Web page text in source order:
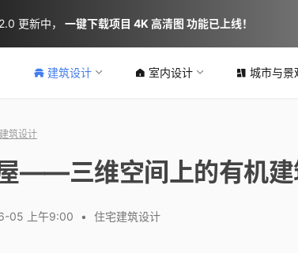
建筑设计 室内设计 城市与景
筑设计
——三维空间上的有机建
05 上午9:00 • 住宅建筑设计
更新中， 一键下载项目 4K 高清图 功能已上线！